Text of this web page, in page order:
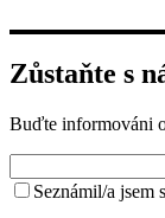
Zůstaňte s
Buďte informováni
Seznámil/a jsem